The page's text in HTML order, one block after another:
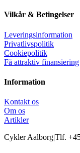
Vilkår & Betingelser
Leveringsinformation
Privatlivspolitik
Cookiepolitik
Få attraktiv finansiering
Information
Kontakt os
Om os
Artikler
Cykler Aalborg|Tlf.